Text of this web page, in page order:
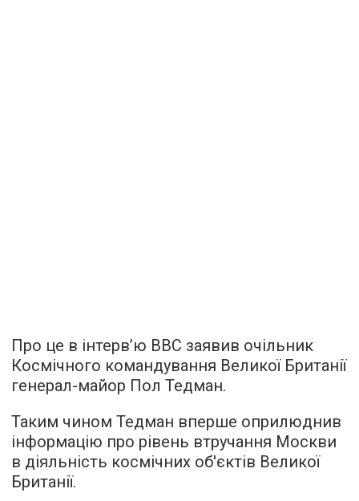
Про це в інтерв’ю BBC заявив очільник
Космічного командування Великої Британії
генерал-майор Пол Тедман.
Таким чином Тедман вперше оприлюднив
інформацію про рівень втручання Москви
в діяльність космічних об'єктів Великої
Британії.